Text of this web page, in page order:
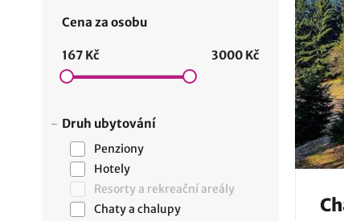
Cena za osobu
167 Kč 3000 Kč
Druh ubytování
Penziony
Hotely
Resorty a rekreační areály
Chaty a chalupy